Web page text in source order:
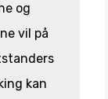
og
vil på
kan